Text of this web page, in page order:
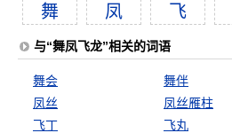
舞 凤 飞
与“舞凤飞龙”相关的词语
舞会 舞伴
凤丝
凤丝雁柱
飞丁
飞丸